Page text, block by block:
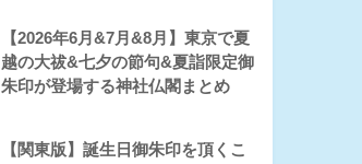
【2026年6月&7月&8月】東京で夏
越の大祓&七夕の節句&夏詣限定御
朱印が登場する神社仏閣まとめ
【関東版】誕生日御朱印を頂くこ